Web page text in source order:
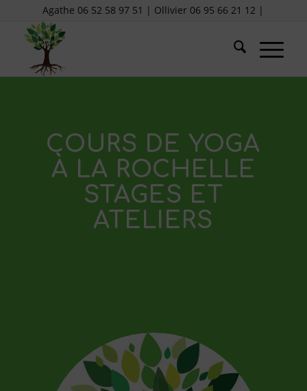
Agathe 06 52 58 97 51 | Ollivier 06 95 66 21 12 |
COURS DE YOGA
À LA ROCHELLE
STAGES ET
ATELIERS